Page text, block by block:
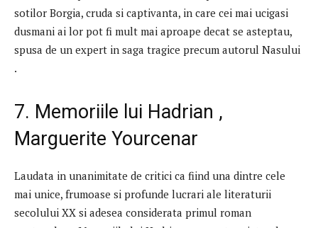
sotilor Borgia, cruda si captivanta, in care cei mai ucigasi
dusmani ai lor pot fi mult mai aproape decat se asteptau,
spusa de un expert in saga tragice precum autorul Nasului
.
7. Memoriile lui Hadrian ,
Marguerite Yourcenar
Laudata in unanimitate de critici ca fiind una dintre cele
mai unice, frumoase si profunde lucrari ale literaturii
secolului XX si adesea considerata primul roman